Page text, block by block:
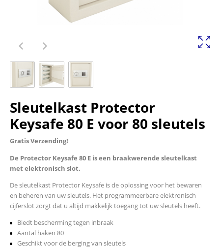
Sleutelkast Protector
Keysafe 80 E voor 80 sleutels
Gratis Verzending!
De Protector Keysafe 80 E is een braakwerende sleutelkast
met elektronisch slot.
De sleutelkast Protector Keysafe is de oplossing voor het bewaren
en beheren van uw sleutels. Het programmeerbare elektronisch
cijferslot zorgt dat u altijd makkelijk toegang tot uw sleutels heeft.
Biedt bescherming tegen inbraak
Aantal haken 80
Geschikt voor de berging van sleutels